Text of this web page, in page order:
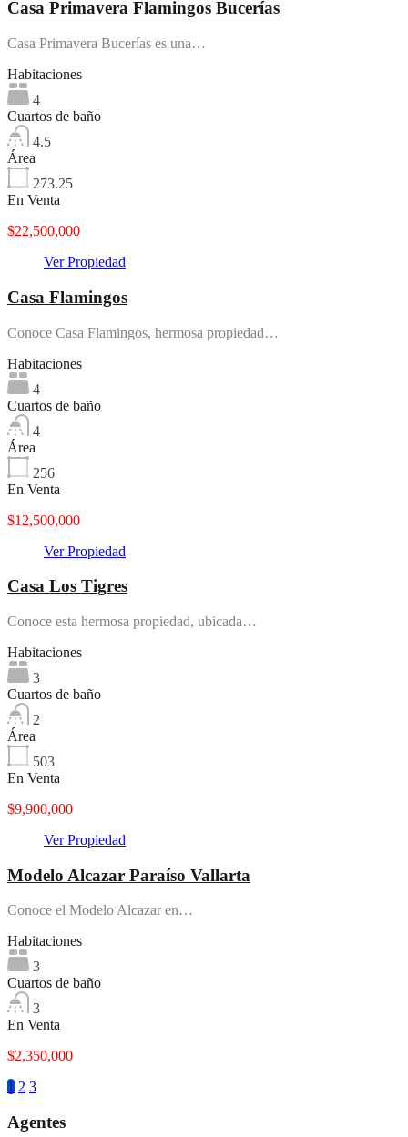
Casa Primavera Flamingos Bucerías
Casa Primavera Bucerías es una…
Habitaciones
4
Cuartos de baño
4.5
Área
273.25
En Venta
$22,500,000
Ver Propiedad
Casa Flamingos
Conoce Casa Flamingos, hermosa propiedad…
Habitaciones
4
Cuartos de baño
4
Área
256
En Venta
$12,500,000
Ver Propiedad
Casa Los Tigres
Conoce esta hermosa propiedad, ubicada…
Habitaciones
3
Cuartos de baño
2
Área
503
En Venta
$9,900,000
Ver Propiedad
Modelo Alcazar Paraíso Vallarta
Conoce el Modelo Alcazar en…
Habitaciones
3
Cuartos de baño
3
En Venta
$2,350,000
1 2 3
Agentes